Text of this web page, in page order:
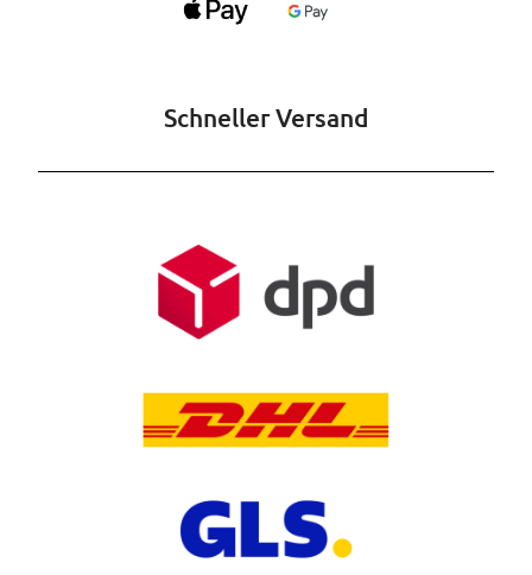
Schneller Versand